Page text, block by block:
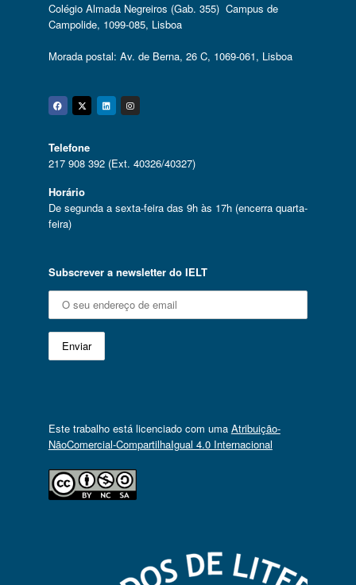
Colégio Almada Negreiros (Gab. 355) Campus de
Campolide, 1099-085, Lisboa
Morada postal: Av. de Berna, 26 C, 1069-061, Lisboa
Facebook
Twitter
Linkedin
Instagram
Telefone
217 908 392 (Ext. 40326/40327)
Horário
De segunda a sexta-feira das 9h às 17h (encerra quarta-
feira)
Subscrever a newsletter do IELT
Este trabalho está licenciado com uma Atribuição-
NãoComercial-CompartilhaIgual 4.0 Internacional